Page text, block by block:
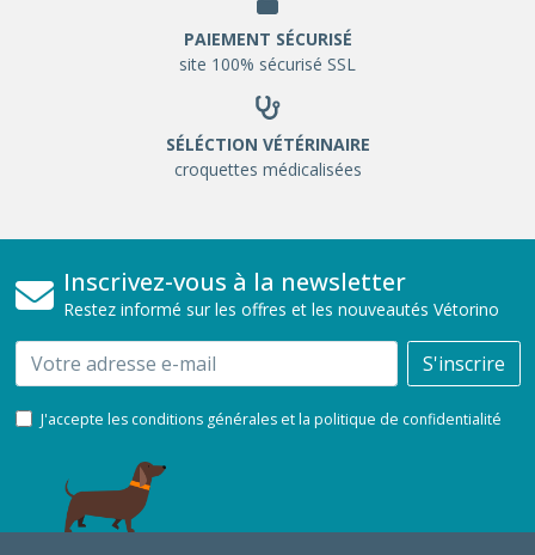
PAIEMENT SÉCURISÉ
site 100% sécurisé SSL
SÉLÉCTION VÉTÉRINAIRE
croquettes médicalisées
Inscrivez-vous à la newsletter
Restez informé sur les offres et les nouveautés Vétorino
Email S'inscrire
J'accepte les conditions générales et la politique de confidentialité